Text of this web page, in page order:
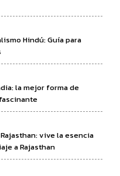
Hindú: Guía para
la mejor forma de
vive la esencia
a Rajasthan